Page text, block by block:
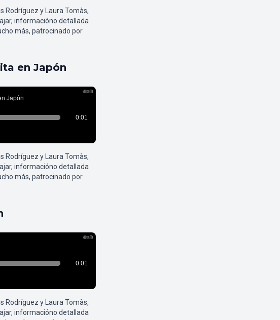
Rodríguez y Laura Tomàs,
informacióno detallada
más, patrocinado por
en Japón
Rodríguez y Laura Tomàs,
informacióno detallada
más, patrocinado por
Rodríguez y Laura Tomàs,
informacióno detallada